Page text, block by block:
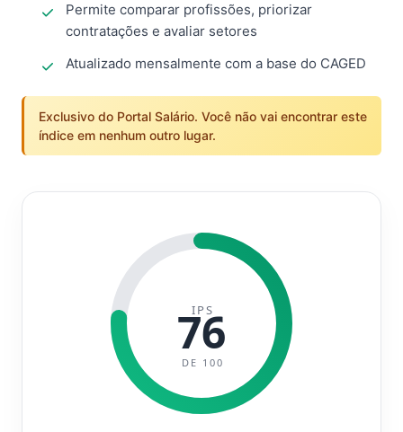
Permite comparar profissões, priorizar
contratações e avaliar setores
Atualizado mensalmente com a base do CAGED
Exclusivo do Portal Salário. Você não vai encontrar este
índice em nenhum outro lugar.
IPS
76
DE 100